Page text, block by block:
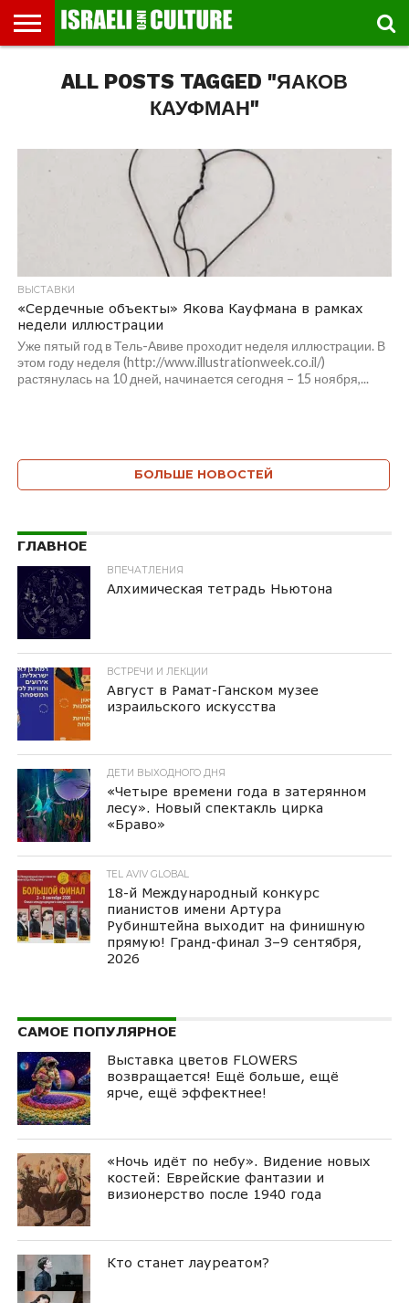
МУЗЕИ
СТРАНА
ФЕСТИВАЛЕЙ
ТЕАТР
КНИГИ.
ТЕКСТЫ
МУЗЫКА
РЕЛИГИЯ/
ИСТОРИЯ
ДВИЖЕНИЕ
ДЕТИ
ВЫХОДНОГО
МАРШРУТЫ
ПРОГУЛЬЩИКА
ВИДЕО-
РЕЧИ
ВПЕЧАТЛЕНИЯ
ВСТРЕЧИ
ИНТЕРВЬЮ
КИНО
AVIVALL POSTS TAGGED "ЯАКОВ
КАУФМАН"
ВЫСТАВКИ
«Сердечные объекты» Якова Кауфмана в рамках
недели иллюстрации
Уже пятый год в Тель-Авиве проходит неделя иллюстрации. В
этом году неделя (http://www.illustrationweek.co.il/)
растянулась на 10 дней, начинается сегодня – 15 ноября,...
БОЛЬШЕ НОВОСТЕЙ
ГЛАВНОЕ
ВПЕЧАТЛЕНИЯ
Алхимическая тетрадь Ньютона
ВСТРЕЧИ И ЛЕКЦИИ
Август в Рамат-Ганском музее
израильского искусства
ДЕТИ ВЫХОДНОГО ДНЯ
«Четыре времени года в затерянном
лесу». Новый спектакль цирка
«Браво»
TEL AVIV GLOBAL
18-й Международный конкурс
пианистов имени Артура
Рубинштейна выходит на финишную
прямую! Гранд-финал 3–9 сентября,
2026
САМОЕ ПОПУЛЯРНОЕ
Выставка цветов FLOWERS
возвращается! Ещё больше, ещё
ярче, ещё эффектнее!
«Ночь идёт по небу». Видение новых
костей: Еврейские фантазии и
визионерство после 1940 года
Кто станет лауреатом?